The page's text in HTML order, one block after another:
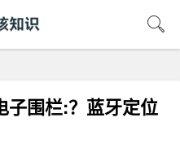
子围栏:？蓝牙定位